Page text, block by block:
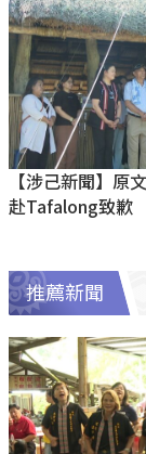
【涉己新聞】原
赴Tafalong致歉
推薦新聞